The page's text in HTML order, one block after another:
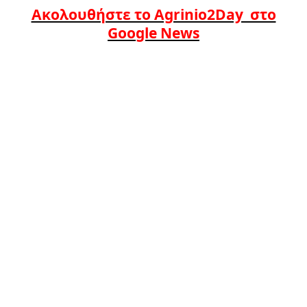
Ακολουθήστε το Agrinio2Day στο
Google News